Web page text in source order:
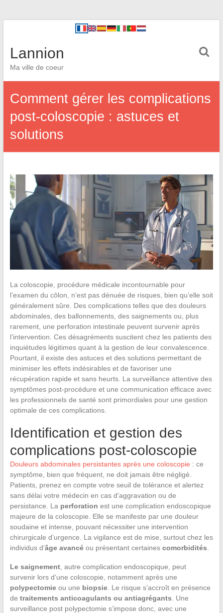
Lannion
Ma ville de coeur
Comment gérer les complications
post-coloscopie : astuces et
solutions
La coloscopie, procédure médicale incontournable pour
l’examen du côlon, n’est pas dénuée de risques, bien qu’elle soit
généralement sûre. Des complications telles que des douleurs
abdominales, des ballonnements, des saignements ou, plus
rarement, une perforation intestinale peuvent survenir après
l’intervention. Ces désagréments suscitent chez les patients des
inquiétudes légitimes quant à la gestion de leur convalescence.
Pourtant, il existe des astuces et des solutions permettant de
minimiser les effets indésirables et de favoriser une
récupération rapide et sans heurts. La surveillance attentive des
symptômes post-procédure et une communication efficace avec
les professionnels de santé sont primordiales pour une gestion
optimale de ces complications.
Identification et gestion des
complications post-coloscopie
Douleurs abdominales persistantes après une coloscopie : ce
symptôme, bien que fréquent, ne doit jamais être négligé.
Patients, prenez en compte votre seuil de tolérance et alertez
sans délai votre médecin en cas d’aggravation ou de
persistance. La perforation est une complication endoscopique
majeure de la coloscopie. Elle se manifeste par une douleur
soudaine et intense, pouvant nécessiter une intervention
chirurgicale d’urgence. La vigilance est de mise, surtout chez les
individus d’âge avancéou présentant certaines comorbidités
Le saignement, autre complication endoscopique, peut
survenir lors d’une coloscopie, notamment après une
polypectomieou une biopsie. Le risque s’accroît en présence
de traitements anticoagulants ou antiagrégants . Une
surveillance post polypectomie s’impose donc, avec une